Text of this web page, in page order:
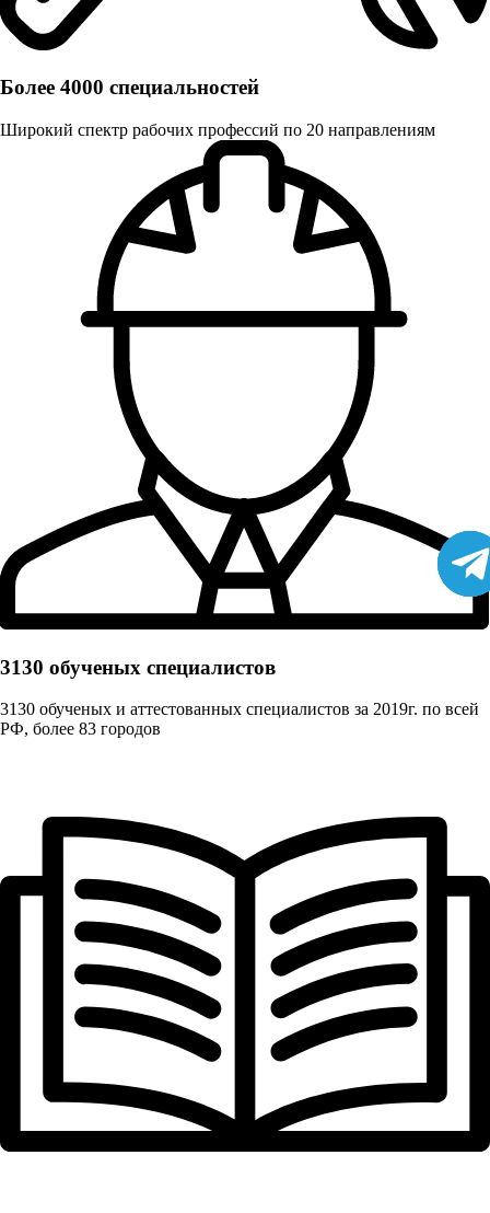
Более 4000 специальностей
Широкий спектр рабочих профессий по 20 направлениям
3130 обученых cпециалистов
3130 обученых и аттестованных специалистов за 2019г. по всей
РФ, более 83 городов